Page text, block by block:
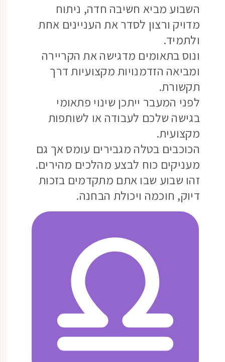
השבוע מביא חשיבה חדה, ניתוח
מדויק ורצון לסדר את העניינים אחת
ולתמיד.
ונוס בתאומים מדגישה את הקריירה
ומביאה הזדמנויות מקצועיות דרך
תקשורת.
לפני המעבר ייתכן שינוי פתאומי
בגישה שלכם לעבודה או לשותפות
מקצועית.
הכוכבים בטלה מגבירים עומס אך גם
מעניקים כוח לבצע מהלכים מהירים.
זהו שבוע שבו אתם מתקדמים בזכות
דיוק, חוכמה ויכולת הבחנה.